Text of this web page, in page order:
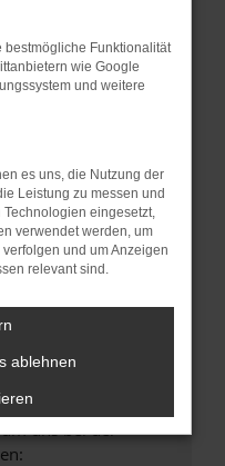
privaten
vorübergehende
und dein
neuesten Stand
nur ein
kann auch dazu
nicht mehr
Schritte versucht
beheben. Du kannst
uns bei der
bestmögliche Funktionalität
wie Google
und weitere
es uns, die Nutzung der
Leistung zu messen und
eingesetzt,
verwendet werden, um
und um Anzeigen
relevant sind.
ablehnen